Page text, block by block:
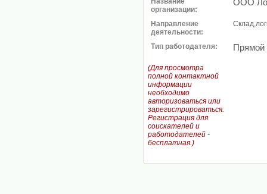
организации:
ООО
Направление
деятельности:
Тип работодателя: Прямой
(Для просмотра
полной контактной
информации
необходимо
авторизоваться или
зарегистрироваться.
Регистрация для
соискателей и
работодателей -
бесплатная.)